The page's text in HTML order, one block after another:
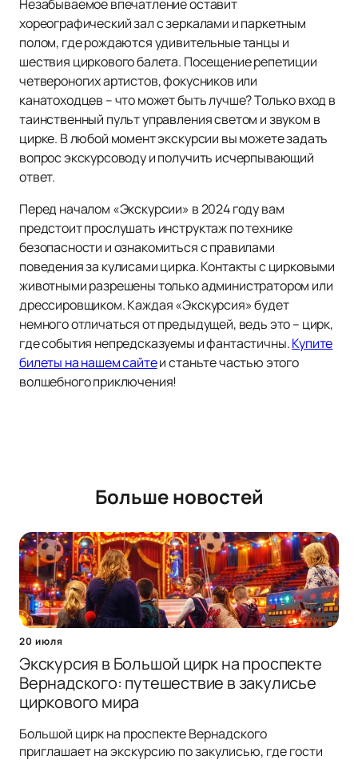
Незабываемое впечатление оставит
хореографический зал с зеркалами и паркетным
полом, где рождаются удивительные танцы и
шествия циркового балета. Посещение репетиции
четвероногих артистов, фокусников или
канатоходцев – что может быть лучше? Только вход в
таинственный пульт управления светом и звуком в
цирке. В любой момент экскурсии вы можете задать
вопрос экскурсоводу и получить исчерпывающий
ответ.
Перед началом «Экскурсии» в 2024 году вам
предстоит прослушать инструктаж по технике
безопасности и ознакомиться с правилами
поведения за кулисами цирка. Контакты с цирковыми
животными разрешены только администратором или
дрессировщиком. Каждая «Экскурсия» будет
немного отличаться от предыдущей, ведь это – цирк,
где события непредсказуемы и фантастичны.Купите
билеты на нашем сайтеи станьте частью этого
волшебного приключения!
Больше новостей
20 июля
Экскурсия в Большой цирк на проспекте
Вернадского: путешествие в закулисье
циркового мира
Большой цирк на проспекте Вернадского
приглашает на экскурсию по закулисью, где гости